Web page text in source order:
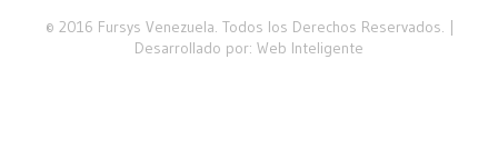
© 2016 Fursys Venezuela. Todos los Derechos Reservados. |
Desarrollado por: Web Inteligente